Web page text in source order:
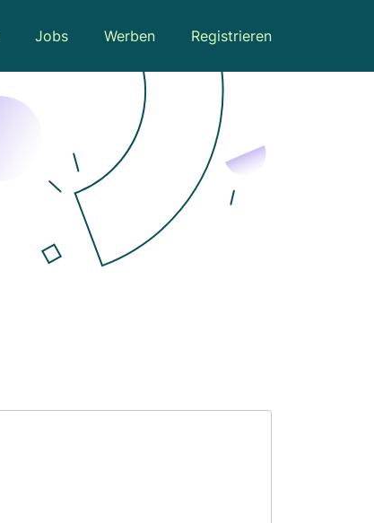
Jobs Werben Registrieren